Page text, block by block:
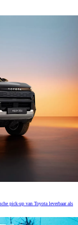
pick-up van Toyota leverbaar als